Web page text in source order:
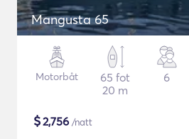
Mangusta 65
Motorbåt
65 fot
20 m
6
$2,756 /natt